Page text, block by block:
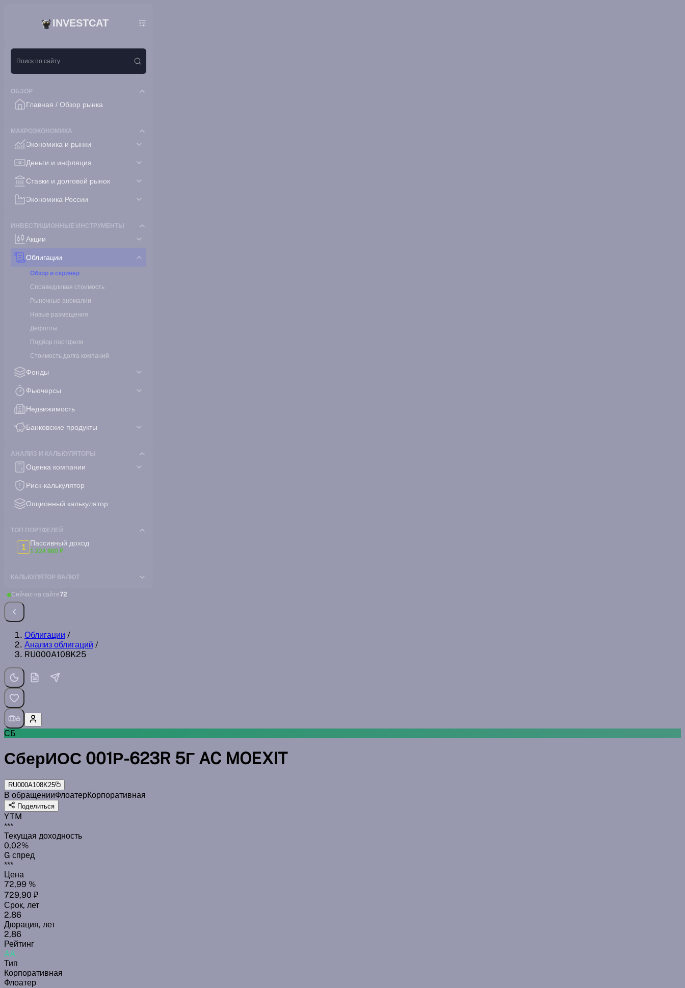
INVESTCAT
ОБЗОР
Главная / Обзор рынка
МАКРОЭКОНОМИКА
Экономика и рынки
Деньги и инфляция
Ставки и долговой рынок
Экономика России
ИНВЕСТИЦИОННЫЕ ИНСТРУМЕНТЫ
Акции
Облигации
Обзор и скринер
Справедливая стоимость
Рыночные аномалии
Новые размещения
Дефолты
Подбор портфеля
Стоимость долга компаний
Фонды
Фьючерсы
Недвижимость
Банковские продукты
АНАЛИЗ И КАЛЬКУЛЯТОРЫ
Оценка компании
Риск-калькулятор
Опционный калькулятор
ТОП ПОРТФЕЛЕЙ
1 Пассивный доход
1 224 960 ₽
КАЛЬКУЛЯТОР ВАЛЮТ
Сейчас на сайте72
Облигации /
Анализ облигаций /
RU000A108K25
СБ
СберИОС 001Р-623R 5Г AC MOEXIT
RU000A108K25
В обращенииФлоатерКорпоративная
Поделиться
YTM
***
Текущая доходность
0,02%
G спред
***
Цена
72,99 %
729,90 ₽
Срок, лет
2,86
Дюрация, лет
2,86
Рейтинг
AA
Тип
Корпоративная
Флоатер